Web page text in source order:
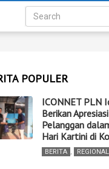
POPULER
ICONNET PLN
Berikan
Pelanggan
Hari Kartini di
BERITA , REGIONAL